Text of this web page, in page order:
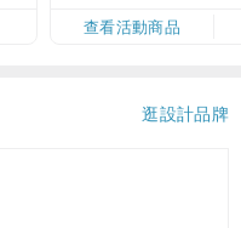
查看活動商品
逛設計品牌